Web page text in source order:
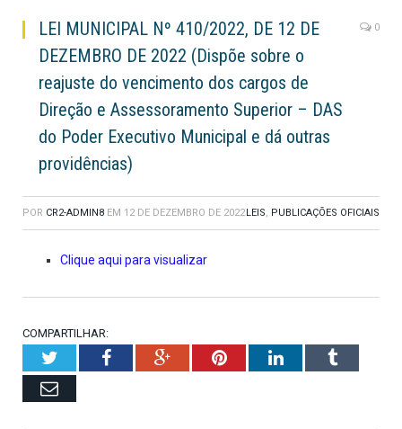
LEI MUNICIPAL Nº 410/2022, DE 12 DE
DEZEMBRO DE 2022 (Dispõe sobre o
reajuste do vencimento dos cargos de
Direção e Assessoramento Superior – DAS
do Poder Executivo Municipal e dá outras
providências)
0
POR CR2-ADMIN8 EM 12 DE DEZEMBRO DE 2022 LEIS, PUBLICAÇÕES OFICIAIS
Clique aqui para visualizar
COMPARTILHAR:
TwitterFacebookGoogle+PinterestLinkedInTumblr
Email